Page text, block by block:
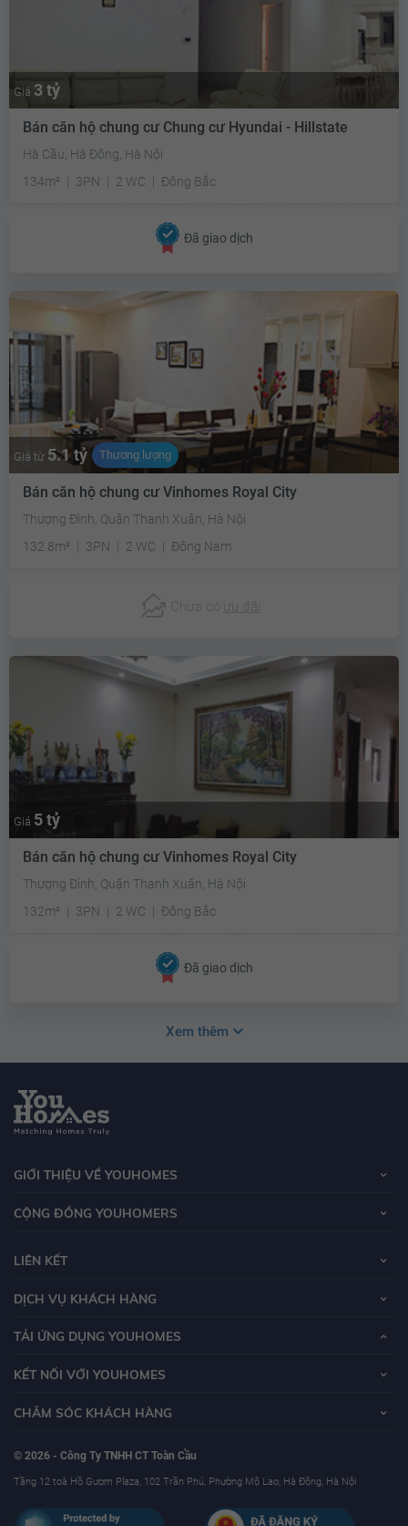
Giá 3 tỷ
Bán căn hộ chung cư Chung cư Hyundai - Hillstate
Hà Cầu, Hà Đông, Hà Nội
134m²
3PN 2 WC Đông Bắc
Đã giao dịch
Giá từ 5.1 tỷ Thương lượng
Bán căn hộ chung cư Vinhomes Royal City
Thượng Đình, Quận Thanh Xuân, Hà Nội
132.8m²
3PN 2 WC Đông Nam
Chưa có ưu đãi
Giá 5 tỷ
Bán căn hộ chung cư Vinhomes Royal City
Thượng Đình, Quận Thanh Xuân, Hà Nội
132m²
3PN 2 WC Đông Bắc
Đã giao dịch
Xem thêm
GIỚI THIỆU VỀ YOUHOMES
CỘNG ĐỒNG YOUHOMERS
LIÊN KẾT
DỊCH VỤ KHÁCH HÀNG
TẢI ỨNG DỤNG YOUHOMES
KẾT NỐI VỚI YOUHOMES
CHĂM SÓC KHÁCH HÀNG
© 2026 - Công Ty TNHH CT Toàn Cầu
Tầng 12 toà Hồ Gươm Plaza, 102 Trần Phú, Phường Mộ Lao, Hà Đông, Hà Nội